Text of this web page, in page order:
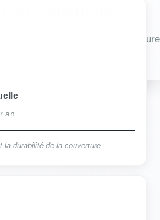
vos travaux de couverture
an
la durabilité de la couverture